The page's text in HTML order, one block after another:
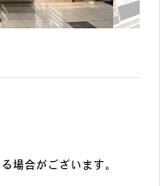
場合がございます。